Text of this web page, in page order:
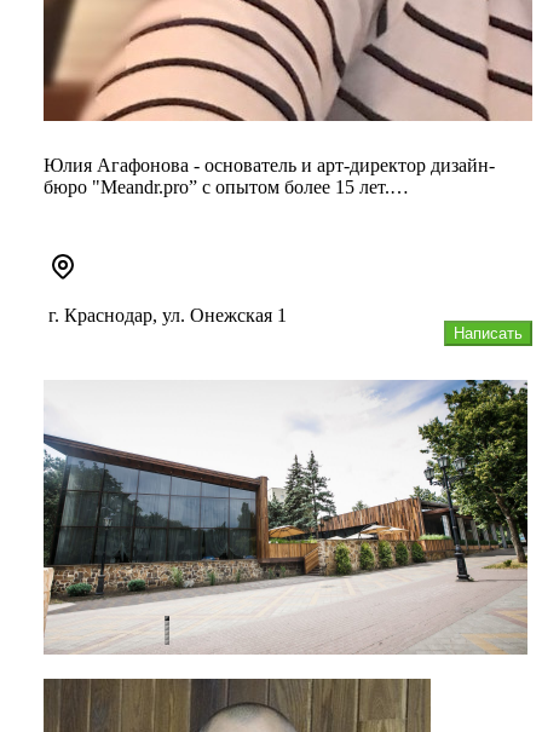
Юлия Агафонова - основатель и арт-директор дизайн-
бюро "Meandr.pro” с опытом более 15 лет.
Написать
г. Краснодар, ул. Онежская 1